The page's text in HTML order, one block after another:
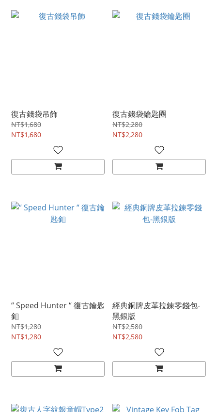
復古錢袋吊飾
NT$1,680
NT$1,680
復古錢袋鑰匙圈
NT$2,280
NT$2,280
“ Speed Hunter “ 復古鑰匙
釦
NT$1,280
NT$1,280
經典銅牌皮革拉鍊零錢包-
黑銀版
NT$2,580
NT$2,580